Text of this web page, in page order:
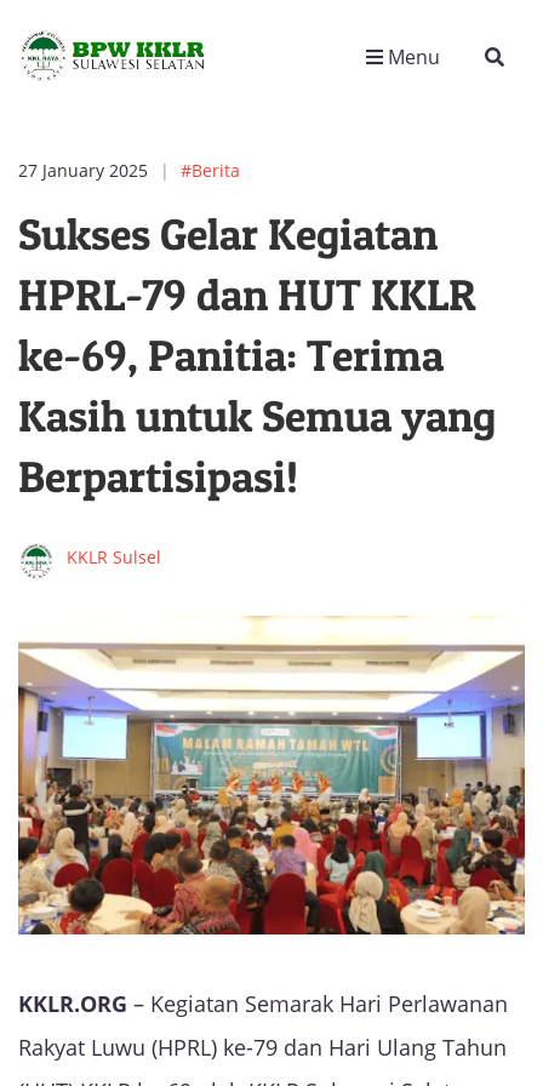
Menu
27 January 2025 #Berita
Sukses Gelar Kegiatan
HPRL-79 dan HUT KKLR
ke-69, Panitia: Terima
Kasih untuk Semua yang
Berpartisipasi!
KKLR Sulsel
KKLR.ORG – Kegiatan Semarak Hari Perlawanan
Rakyat Luwu (HPRL) ke-79 dan Hari Ulang Tahun